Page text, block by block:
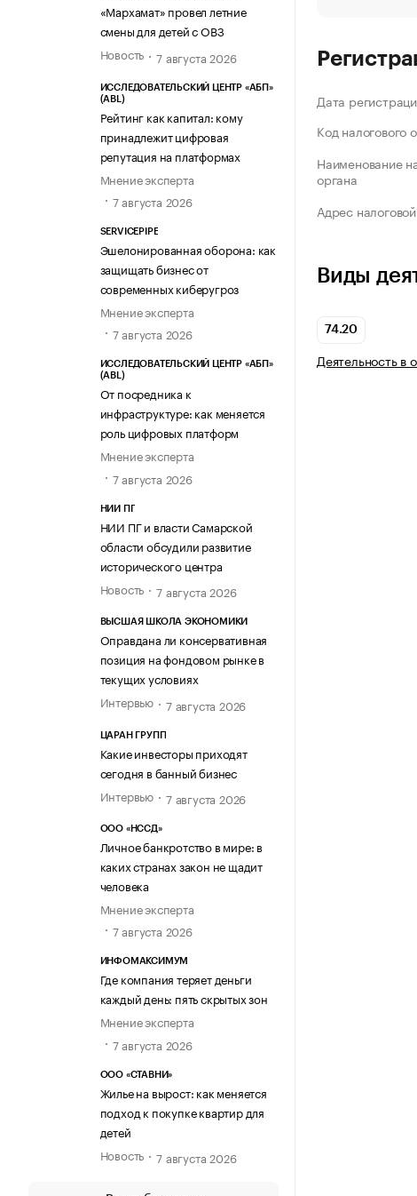
«Мархамат» провел летние
смены для детей с ОВЗ
Новость
7 августа 2026
ИССЛЕДОВАТЕЛЬСКИЙ ЦЕНТР «АБП»
(ABL)
Рейтинг как капитал: кому
принадлежит цифровая
репутация на платформах
Мнение эксперта
7 августа 2026
SERVICEPIPE
Эшелонированная оборона: как
защищать бизнес от
современных киберугроз
Мнение эксперта
7 августа 2026
ИССЛЕДОВАТЕЛЬСКИЙ ЦЕНТР «АБП»
(ABL)
От посредника к
инфраструктуре: как меняется
роль цифровых платформ
Мнение эксперта
7 августа 2026
НИИ ПГ
НИИ ПГ и власти Самарской
области обсудили развитие
исторического центра
Новость
7 августа 2026
ВЫСШАЯ ШКОЛА ЭКОНОМИКИ
Оправдана ли консервативная
позиция на фондовом рынке в
текущих условиях
Интервью
7 августа 2026
ЦАРАН ГРУПП
Какие инвесторы приходят
сегодня в банный бизнес
Интервью
7 августа 2026
ООО «НССД»
Личное банкротство в мире: в
каких странах закон не щадит
человека
Мнение эксперта
7 августа 2026
ИНФОМАКСИМУМ
Где компания теряет деньги
каждый день: пять скрытых зон
Мнение эксперта
7 августа 2026
ООО «СТАВНИ»
Жилье на вырост: как меняется
подход к покупке квартир для
детей
Новость
7 августа 2026
Дата
Код налогового
Наименование
органа
Адрес налоговой
Виды
74.20
Деятельность в